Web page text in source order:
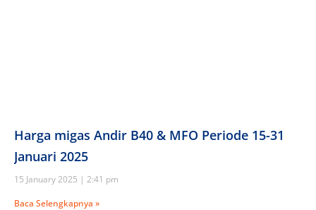
Harga migas Andir B40 & MFO Periode 15-31
Januari 2025
15 January 2025
2:41 pm
Baca Selengkapnya »